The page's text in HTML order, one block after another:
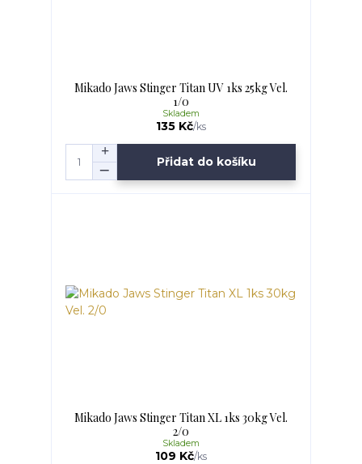
Mikado Jaws Stinger Titan UV 1ks 25kg Vel.
1/0
135 Kč/ks
Skladem
Přidat do košíku
Mikado Jaws Stinger Titan XL 1ks 30kg Vel.
2/0
109 Kč/ks
Skladem